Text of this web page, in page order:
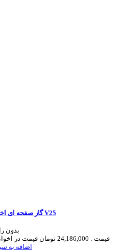
گاز صفحه ای اخوان مدل ونوس V25
بدون
قیمت : 24,186,000 تومان قیمت در
اضافه به